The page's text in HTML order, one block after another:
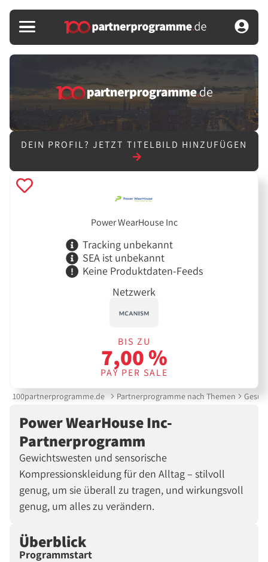
DEIN PROFIL? JETZT TITELBILD HINZUFÜGEN
Power WearHouse Inc
Tracking unbekannt
SEA ist unbekannt
Keine Produktdaten-Feeds
Netzwerk
BIS ZU
7,00 %
PAY PER SALE
100partnerprogramme.de Partnerprogramme nach Themen
Power WearHouse Inc-
Partnerprogramm
Gewichtswesten und sensorische
Kompressionskleidung für den Alltag – stilvoll
genug, um sie überall zu tragen, und wirkungsvoll
genug, um alles zu verändern.
Überblick
Programmstart